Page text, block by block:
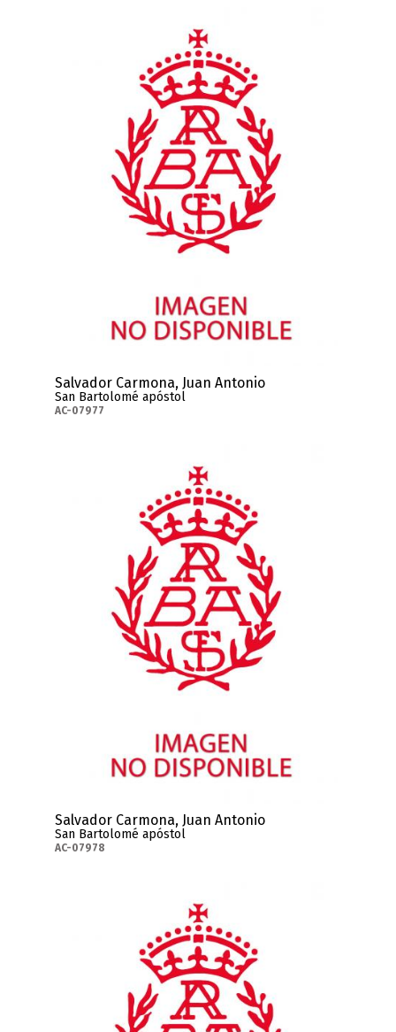
Salvador Carmona, Juan Antonio
San Bartolomé apóstol
AC-07977
Salvador Carmona, Juan Antonio
San Bartolomé apóstol
AC-07978